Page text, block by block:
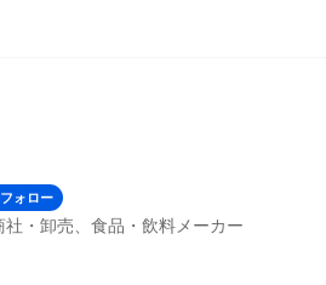
ォロー
・卸売、食品・飲料メーカー